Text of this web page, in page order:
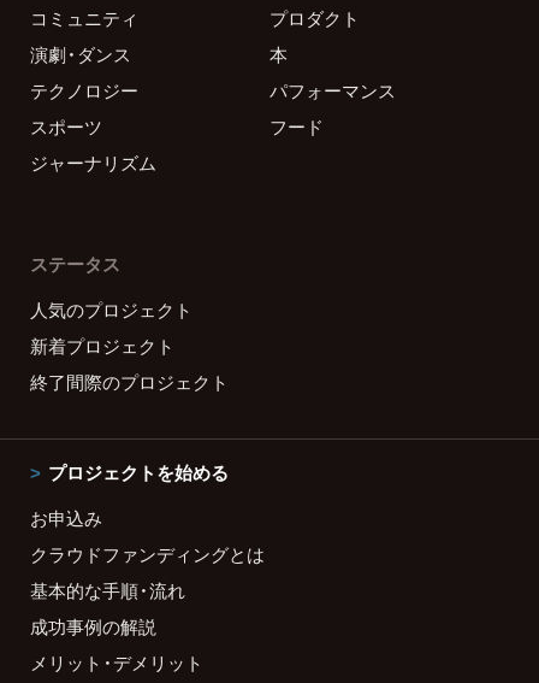
コミュニティ
プロダクト
演劇・ダンス
本
テクノロジー
パフォーマンス
スポーツ
フード
ジャーナリズム
ステータス
人気のプロジェクト
新着プロジェクト
終了間際のプロジェクト
プロジェクトを始める
お申込み
クラウドファンディングとは
基本的な手順・流れ
成功事例の解説
メリット・デメリット